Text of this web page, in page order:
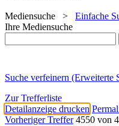
Mediensuche > Einfache
Ihre Mediensuche
Suche verfeinern (Erweiterte
Zur Trefferliste
Detailanzeige drucken
Vorheriger Treffer 4550 von